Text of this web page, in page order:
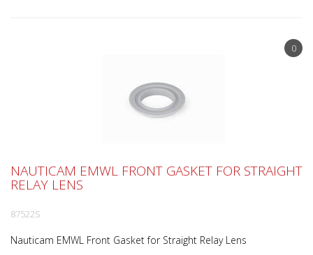
0
NAUTICAM EMWL FRONT GASKET FOR STRAIGHT
RELAY LENS
87522S
Nauticam EMWL Front Gasket for Straight Relay Lens